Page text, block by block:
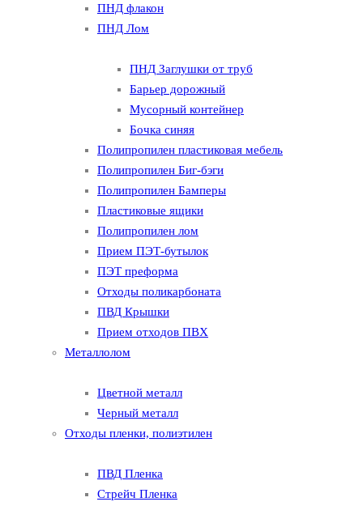
ПНД флакон
ПНД Лом
ПНД Заглушки от труб
Барьер дорожный
Мусорный контейнер
Бочка синяя
Полипропилен пластиковая мебель
Полипропилен Биг-бэги
Полипропилен Бамперы
Пластиковые ящики
Полипропилен лом
Прием ПЭТ-бутылок
ПЭТ преформа
Отходы поликарбоната
ПВД Крышки
Прием отходов ПВХ
Металлолом
Цветной металл
Черный металл
Отходы пленки, полиэтилен
ПВД Пленка
Стрейч Пленка